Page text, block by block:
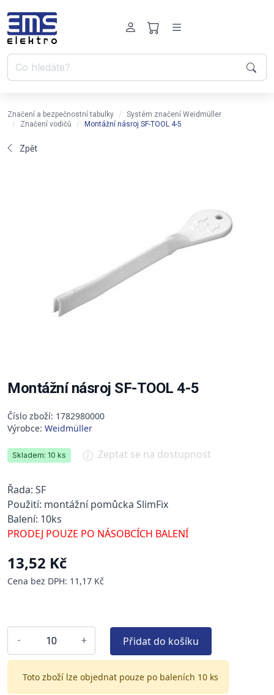
Značení a bezpečnostní tabulky
Systém značení Weidmüller
Značení vodičů
Montážní násroj SF-TOOL 4-5
Zpět
Montážní násroj SF-TOOL 4-5
Číslo zboží: 1782980000
Výrobce: Weidmüller
Skladem: 10 ks Zeptat se na dostupnost
Řada: SF
Použití: montážní pomůcka SlimFix
Balení: 10ks
PRODEJ POUZE PO NÁSOBCÍCH BALENÍ
13,52 Kč
Cena bez DPH: 11,17 Kč
- + Přidat do košíku
Toto zboží lze objednat pouze po baleních 10 ks